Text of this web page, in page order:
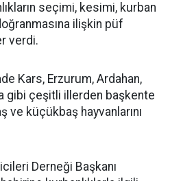
seçimi, kesimi, kurban
ilişkin püf
verdi.
Kars, Erzurum, Ardahan,
gibi çeşitli illerden başkente
ve küçükbaş hayvanlarını
Derneği Başkanı